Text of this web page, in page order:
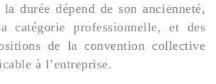
la durée dépend de son ancienneté,
catégorie professionnelle, et des
de la convention collective
à l’entreprise.